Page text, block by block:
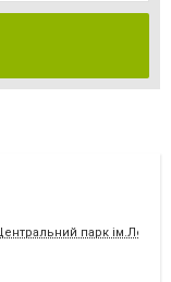
парк ім.Лесі